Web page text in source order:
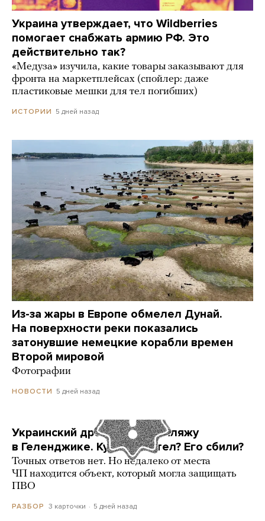
Украина утверждает, что Wildberries
помогает снабжать армию РФ. Это
действительно так?
«Медуза» изучила, какие товары заказывают для
фронта на маркетплейсах (спойлер: даже
пластиковые мешки для тел погибших)
ИСТОРИИ 5 дней назад
Из-за жары в Европе обмелел Дунай.
На поверхности реки показались
затонувшие немецкие корабли времен
Второй мировой
Фотографии
НОВОСТИ 5 дней назад
Украинский дрон попал по пляжу
в Геленджике. Куда он летел? Его сбили?
Точных ответов нет. Но недалеко от места
ЧП находится объект, который могла защищать
ПВО
РАЗБОР 3 карточки 5 дней назад